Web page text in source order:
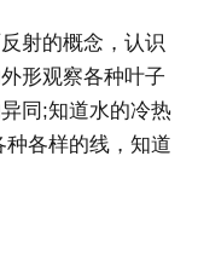
射的概念，认识
形观察各种叶子
同;知道水的冷热
各样的线，知道